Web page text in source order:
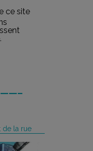
ce site
de la rue